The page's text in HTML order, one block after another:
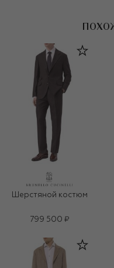
Шерстяной костюм
799 500 ₽